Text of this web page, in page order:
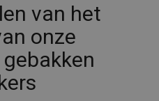
van het
onze